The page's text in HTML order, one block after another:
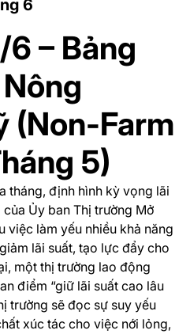
6
– Bảng
(Non-Farm
5)
tháng, định hình kỳ vọng lãi
Ủy ban Thị trường Mở
việc làm yếu nhiều khả năng
lãi suất, tạo lực đẩy cho
một thị trường lao động
điểm “giữ lãi suất cao lâu
trường sẽ đọc sự suy yếu
xúc tác cho việc nới lỏng,